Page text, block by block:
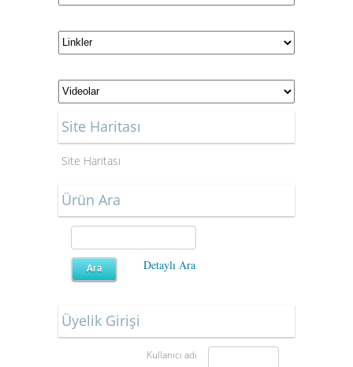
Site Haritası
Site Haritası
Ürün Ara
Detaylı Ara
Üyelik Girişi
Kullanıcı adı